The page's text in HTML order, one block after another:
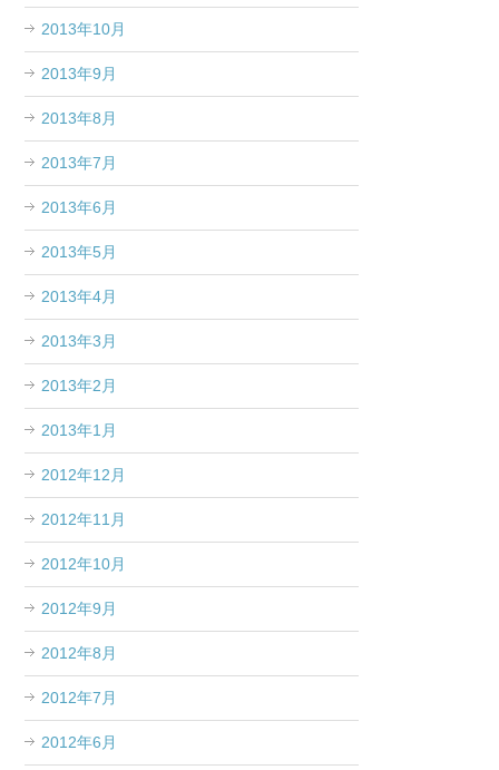
2013年10月
2013年9月
2013年8月
2013年7月
2013年6月
2013年5月
2013年4月
2013年3月
2013年2月
2013年1月
2012年12月
2012年11月
2012年10月
2012年9月
2012年8月
2012年7月
2012年6月